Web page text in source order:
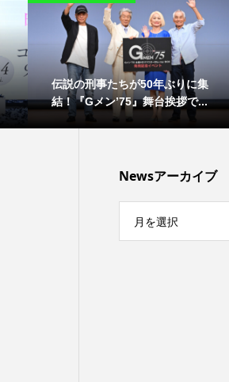
伝説の刑事たちが50年ぶりに集
結！『Gメン’75』舞台挨拶で...
Newsアーカイブ
月を選択